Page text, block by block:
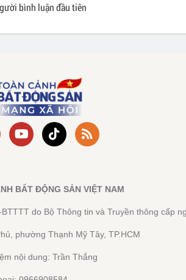
bình luận đầu tiên
BẤT ĐỘNG SẢN VIỆT NAM
do Bộ Thông tin và Truyền thông cấp
phường Thạnh Mỹ Tây, TP.HCM
nội dung: Trần Thắng